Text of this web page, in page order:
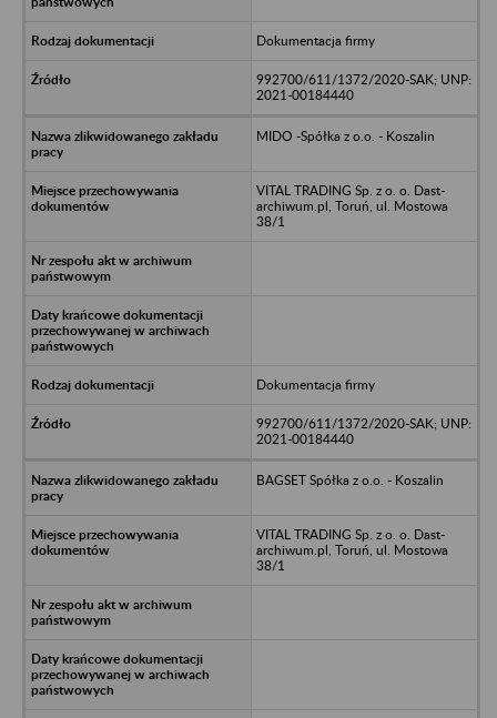
Dokumentacja firmy
992700/611/1372/2020-SAK; UNP:
2021-00184440
MIDO -Spółka z o.o. - Koszalin
VITAL TRADING Sp. z o. o. Dast-
archiwum.pl, Toruń, ul. Mostowa
38/1
Dokumentacja firmy
992700/611/1372/2020-SAK; UNP:
2021-00184440
BAGSET Spółka z o.o. - Koszalin
VITAL TRADING Sp. z o. o. Dast-
archiwum.pl, Toruń, ul. Mostowa
38/1